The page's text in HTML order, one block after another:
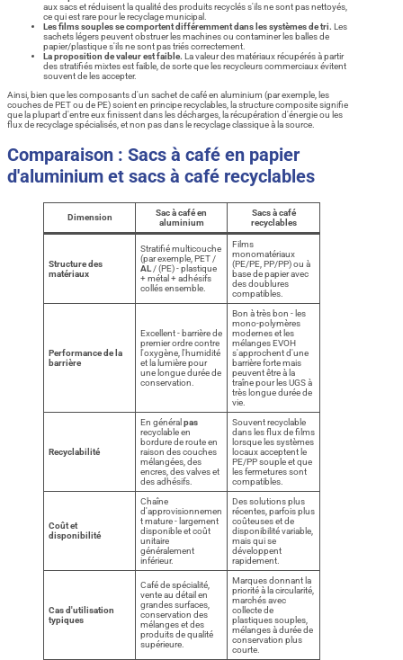
aux sacs et réduisent la qualité des produits recyclés s'ils ne sont pas nettoyés,
ce qui est rare pour le recyclage municipal.
Les films souples se comportent différemment dans les systèmes de tri. Les
sachets légers peuvent obstruer les machines ou contaminer les balles de
papier/plastique s'ils ne sont pas triés correctement.
La proposition de valeur est faible. La valeur des matériaux récupérés à partir
des stratifiés mixtes est faible, de sorte que les recycleurs commerciaux évitent
souvent de les accepter.
Ainsi, bien que les composants d'un sachet de café en aluminium (par exemple, les
couches de PET ou de PE) soient en principe recyclables, la structure composite signifie
que la plupart d'entre eux finissent dans les décharges, la récupération d'énergie ou les
flux de recyclage spécialisés, et non pas dans le recyclage classique à la source.
Comparaison : Sacs à café en papier
d'aluminium et sacs à café recyclables
Dimension
Sac à café en
aluminium
Sacs à café
recyclables
Structure des
matériaux
Stratifié multicouche
(par exemple, PET /
AL / (PE) - plastique
+ métal + adhésifs
collés ensemble.
Films
monomatériaux
(PE/PE, PP/PP) ou à
base de papier avec
des doublures
compatibles.
Performance de la
barrière
Excellent - barrière de
premier ordre contre
l'oxygène, l'humidité
et la lumière pour
une longue durée de
conservation.
Bon à très bon - les
mono-polymères
modernes et les
mélanges EVOH
s'approchent d'une
barrière forte mais
peuvent être à la
traîne pour les UGS à
très longue durée de
vie.
Recyclabilité
En général pas
recyclable en
bordure de route en
raison des couches
mélangées, des
encres, des valves et
des adhésifs.
Souvent recyclable
dans les flux de films
lorsque les systèmes
locaux acceptent le
PE/PP souple et que
les fermetures sont
compatibles.
Coût et
disponibilité
Chaîne
d'approvisionnemen
t mature - largement
disponible et coût
unitaire
généralement
inférieur.
Des solutions plus
récentes, parfois plus
coûteuses et de
disponibilité variable,
mais qui se
développent
rapidement.
Cas d'utilisation
typiques
Café de spécialité,
vente au détail en
grandes surfaces,
conservation des
mélanges et des
produits de qualité
supérieure.
Marques donnant la
priorité à la circularité,
marchés avec
collecte de
plastiques souples,
mélanges à durée de
conservation plus
courte.